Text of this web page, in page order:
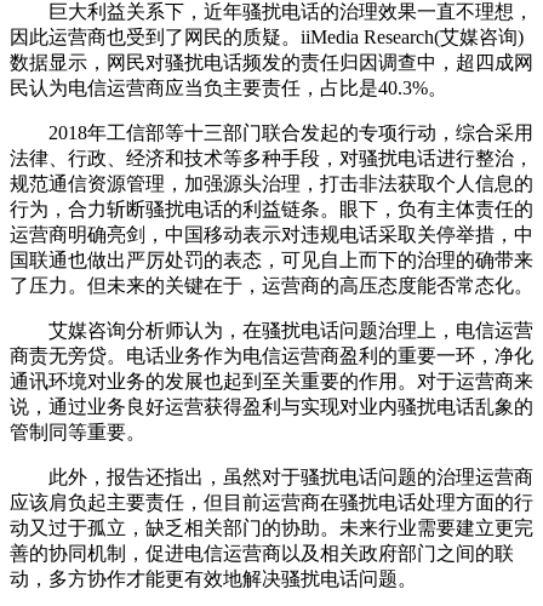
巨大利益关系下，近年骚扰电话的治理效果一直不理想，
因此运营商也受到了网民的质疑。iiMedia Research(艾媒咨询)
数据显示，网民对骚扰电话频发的责任归因调查中，超四成网
民认为电信运营商应当负主要责任，占比是40.3%。
2018年工信部等十三部门联合发起的专项行动，综合采用
法律、行政、经济和技术等多种手段，对骚扰电话进行整治，
规范通信资源管理，加强源头治理，打击非法获取个人信息的
行为，合力斩断骚扰电话的利益链条。眼下，负有主体责任的
运营商明确亮剑，中国移动表示对违规电话采取关停举措，中
国联通也做出严厉处罚的表态，可见自上而下的治理的确带来
了压力。但未来的关键在于，运营商的高压态度能否常态化。
艾媒咨询分析师认为，在骚扰电话问题治理上，电信运营
商责无旁贷。电话业务作为电信运营商盈利的重要一环，净化
通讯环境对业务的发展也起到至关重要的作用。对于运营商来
说，通过业务良好运营获得盈利与实现对业内骚扰电话乱象的
管制同等重要。
此外，报告还指出，虽然对于骚扰电话问题的治理运营商
应该肩负起主要责任，但目前运营商在骚扰电话处理方面的行
动又过于孤立，缺乏相关部门的协助。未来行业需要建立更完
善的协同机制，促进电信运营商以及相关政府部门之间的联
动，多方协作才能更有效地解决骚扰电话问题。